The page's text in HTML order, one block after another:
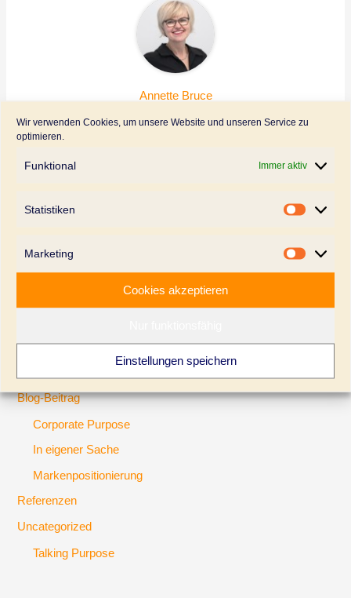
Wir verwenden Cookies, um unsere Website und unseren Service zu
optimieren.
Funktional Immer aktiv
Statistiken
Marketing
Cookies akzeptieren
Einstellungen speichern
Annette Bruce
Dr. Annette Bruce ist Gründerin und Geschäftsführerin
von Creative Advantage. Sie ist Expertin für die
←Vorheriger Beitrag Nächster Beitrag→
Beitrags-Kategorien
Blog-Beitrag
Corporate Purpose
In eigener Sache
Markenpositionierung
Referenzen
Uncategorized
Talking Purpose